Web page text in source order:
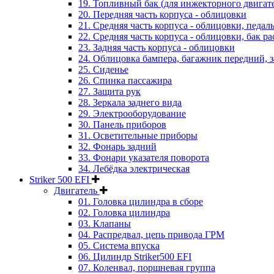
19. Топливный бак (для инжекторного
20. Передняя часть корпуса - облицовки
21. Средняя часть корпуса - облицовки,
22. Средняя часть корпуса - облицовки, бак
23. Задняя часть корпуса - облицовки
24. Облицовка бампера, багажник передний,
25. Сиденье
26. Спинка пассажира
27. Защита рук
28. Зеркала заднего вида
29. Электрооборудование
30. Панель приборов
31. Oсветительные приборы
32. Фонарь задний
33. Фонари указателя поворота
34. Лебёдка электрическая
Striker 500 EFI
Двигатель
01. Головка цилиндра в сборе
02. Головка цилиндра
03. Клапаны
04. Распредвал, цепь привода ГРМ
05. Система впуска
06. Цилиндр Striker500 EFI
07. Коленвал, поршневая группа